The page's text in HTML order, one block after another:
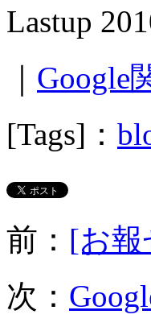
Lastup
Google
[Tags]：
前： [お
次：